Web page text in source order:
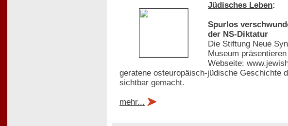
Jüdisches Leben:
Spurlos
der NS-Diktatur
Die Stiftung Neue
Museum
Webseite:
geratene osteuropäisch-jüdische Geschichte
sichtbar gemacht.
mehr...